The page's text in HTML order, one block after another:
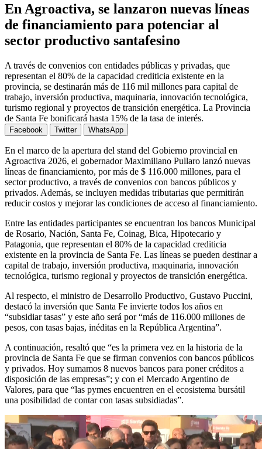
En Agroactiva, se lanzaron nuevas líneas
de financiamiento para potenciar al
sector productivo santafesino
A través de convenios con entidades públicas y privadas, que
representan el 80% de la capacidad crediticia existente en la
provincia, se destinarán más de 116 mil millones para capital de
trabajo, inversión productiva, maquinaria, innovación tecnológica,
turismo regional y proyectos de transición energética. La Provincia
de Santa Fe bonificará hasta 15% de la tasa de interés.
Facebook Twitter WhatsApp
En el marco de la apertura del stand del Gobierno provincial en
Agroactiva 2026, el gobernador Maximiliano Pullaro lanzó nuevas
líneas de financiamiento, por más de $ 116.000 millones, para el
sector productivo, a través de convenios con bancos públicos y
privados. Además, se incluyen medidas tributarias que permitirán
reducir costos y mejorar las condiciones de acceso al financiamiento.
Entre las entidades participantes se encuentran los bancos Municipal
de Rosario, Nación, Santa Fe, Coinag, Bica, Hipotecario y
Patagonia, que representan el 80% de la capacidad crediticia
existente en la provincia de Santa Fe. Las líneas se pueden destinar a
capital de trabajo, inversión productiva, maquinaria, innovación
tecnológica, turismo regional y proyectos de transición energética.
Al respecto, el ministro de Desarrollo Productivo, Gustavo Puccini,
destacó la inversión que Santa Fe invierte todos los años en
“subsidiar tasas” y este año será por “más de 116.000 millones de
pesos, con tasas bajas, inéditas en la República Argentina”.
A continuación, resaltó que “es la primera vez en la historia de la
provincia de Santa Fe que se firman convenios con bancos públicos
y privados. Hoy sumamos 8 nuevos bancos para poner créditos a
disposición de las empresas”; y con el Mercado Argentino de
Valores, para que “las pymes encuentren en el ecosistema bursátil
una posibilidad de contar con tasas subsidiadas”.